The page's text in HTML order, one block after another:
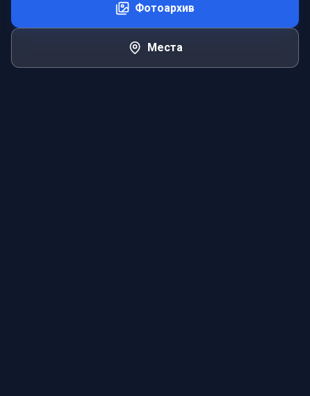
Фотоархив
Места